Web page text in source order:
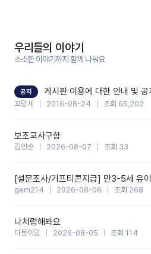
을 많이 하는데,꼬망봇 덕분에 고
안심시킬 수 있었습니다.이 부분
입니다.학부모님께 전화를 드리
성 있는 교사가 되어 대화를 나
기능을 개발해 주셔서 감사합니
우리들의 이야기
소소한 이야기까지 함께 나눠요
공지 게시판 이용에 대한 안내 및 공
꼬망세 2016-08-24 조회 65,202
보조교사구함
김인순 2026-08-07 조회 33
gem214 2026-08-06 조회 268
나처럼해봐요
다둥이맘 2026-08-05 조회 114